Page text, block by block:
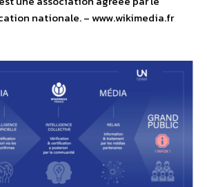
nationale. – www.wikimedia.fr